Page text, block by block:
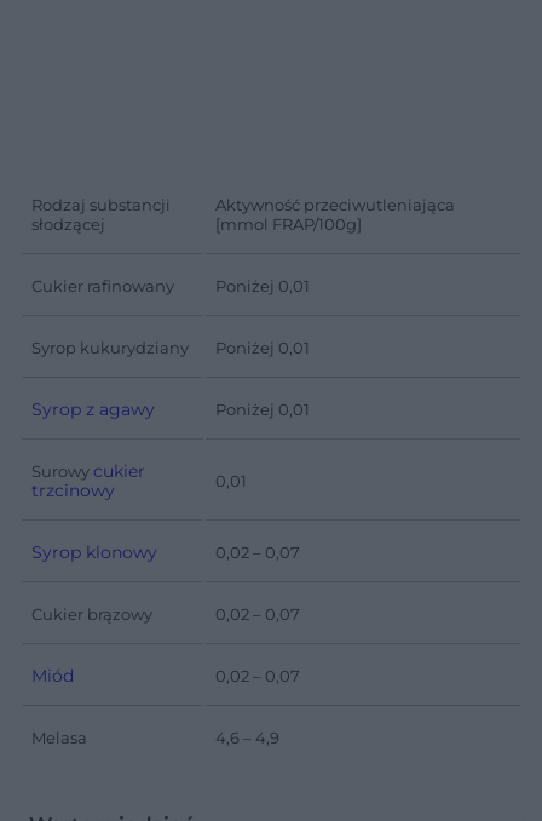
Rodzaj substancji
słodzącej
Aktywność przeciwutleniająca
[mmol FRAP/100g]
Cukier rafinowany Poniżej 0,01
Syrop kukurydziany Poniżej 0,01
Syrop z agawy Poniżej 0,01
Surowy cukier
trzcinowy
0,01
Syrop klonowy 0,02 – 0,07
Cukier brązowy 0,02 – 0,07
Miód 0,02 – 0,07
Melasa 4,6 – 4,9